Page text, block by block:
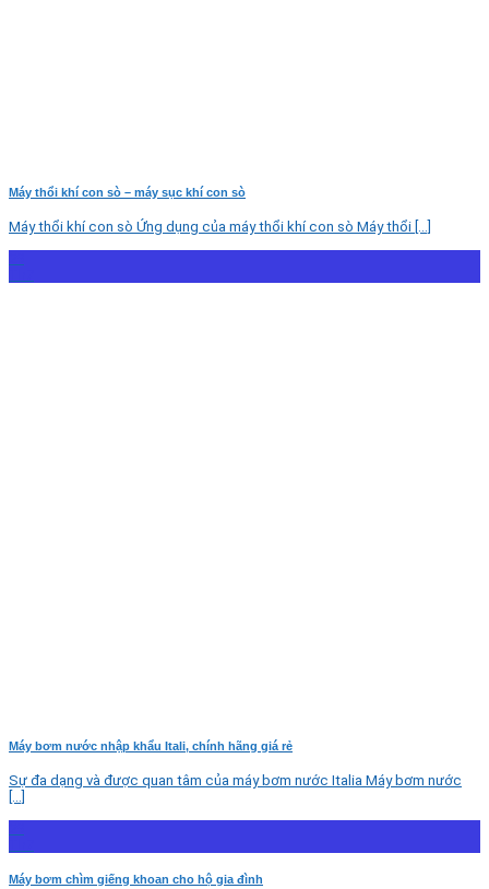
Máy thổi khí con sò – máy sục khí con sò
Máy thổi khí con sò Ứng dụng của máy thổi khí con sò Máy thổi [...]
Máy bơm nước nhập khẩu Itali, chính hãng giá rẻ
Sự đa dạng và được quan tâm của máy bơm nước Italia Máy bơm nước
[...]
Máy bơm chìm giếng khoan cho hộ gia đình